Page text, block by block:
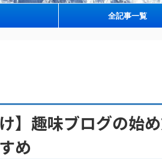
全記事一覧
け】趣味ブログの始
め